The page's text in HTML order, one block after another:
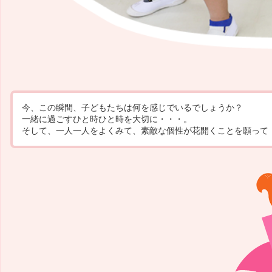
今、この瞬間、子どもたちは何を感じでいるでしょうか？
一緒に過ごすひと時ひと時を大切に・・・。
そして、一人一人をよくみて、素敵な個性が花開くことを願って